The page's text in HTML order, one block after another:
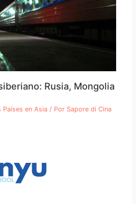
Rusia, Mongolia
Países en Asia / Por Sapore di Cina